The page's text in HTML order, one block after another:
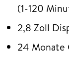
(1-120
2,8 Zoll
24 Monate